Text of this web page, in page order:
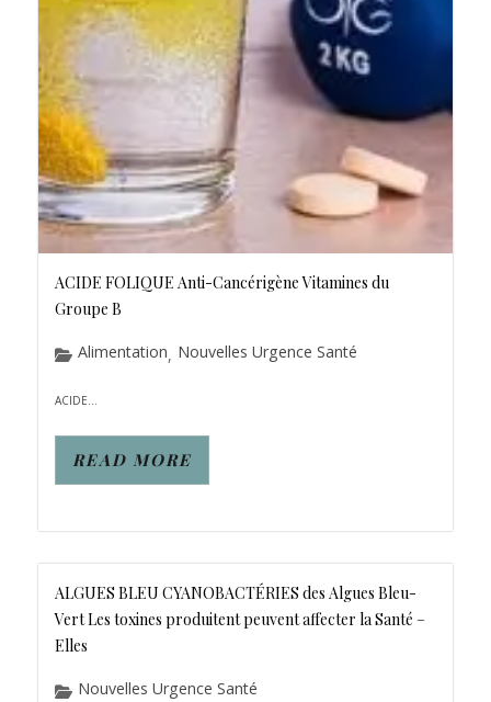
ACIDE FOLIQUE Anti-Cancérigène Vitamines du
Groupe B
Alimentation, Nouvelles Urgence Santé
ACIDE...
READ MORE
ALGUES BLEU CYANOBACTÉRIES des Algues Bleu-
Vert Les toxines produitent peuvent affecter la Santé –
Elles
Nouvelles Urgence Santé